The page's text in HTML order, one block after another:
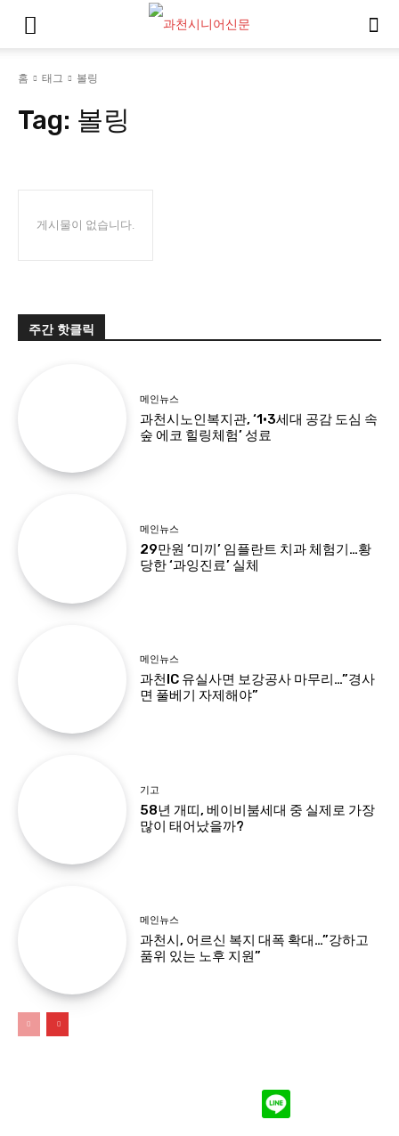
홈 태그 볼링
Tag: 볼링
게시물이 없습니다.
주간 핫클릭
메인뉴스
과천시노인복지관, ‘1·3세대 공감 도심 속
숲 에코 힐링체험’ 성료
메인뉴스
29만원 ‘미끼’ 임플란트 치과 체험기…황
당한 ‘과잉진료’ 실체
메인뉴스
과천IC 유실사면 보강공사 마무리…”경사
면 풀베기 자제해야”
기고
58년 개띠, 베이비붐세대 중 실제로 가장
많이 태어났을까?
메인뉴스
과천시, 어르신 복지 대폭 확대…”강하고
품위 있는 노후 지원”